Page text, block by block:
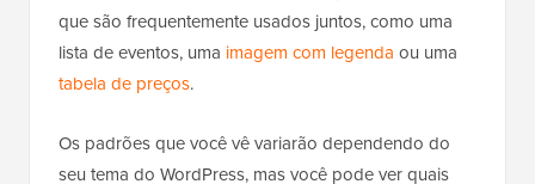
que são frequentemente usados juntos, como uma
lista de eventos, uma imagem com legenda ou uma
tabela de preços.
Os padrões que você vê variarão dependendo do
seu tema do WordPress, mas você pode ver quais